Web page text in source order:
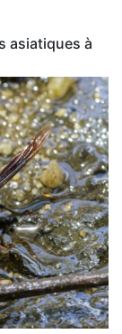
asiatiques à